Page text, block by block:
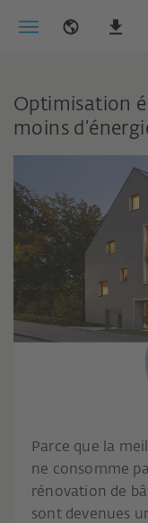
Optimisation
moins
Parce que la
ne consomme
rénovation de
sont devenues